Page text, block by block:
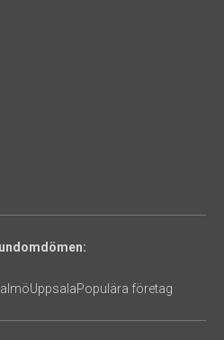
UppsalaPopulära företag